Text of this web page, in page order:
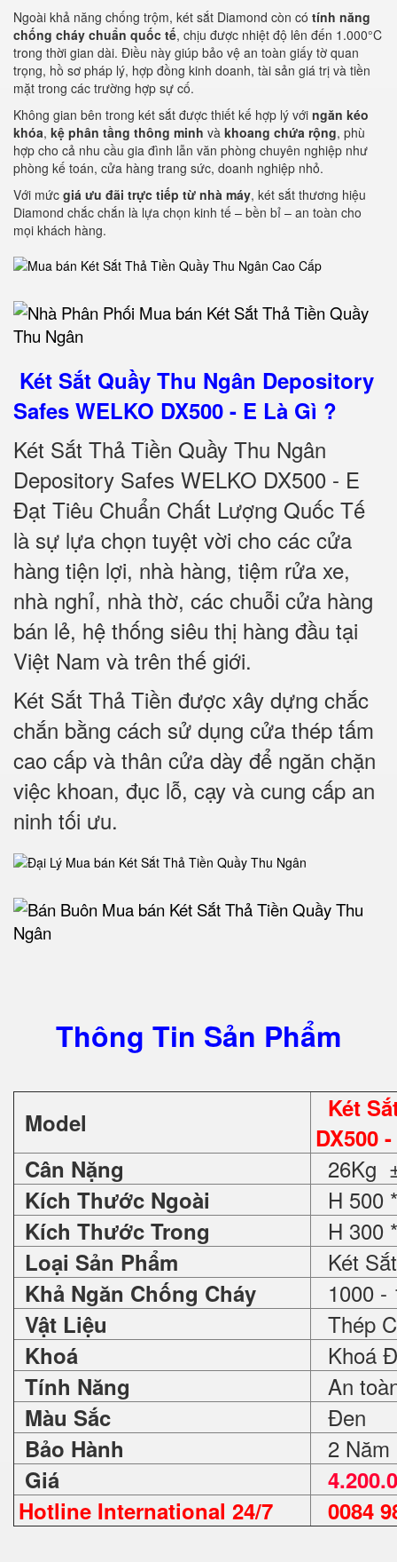
Ngoài khả năng chống trộm, két sắt Diamond còn có tính năng
chống cháy chuẩn quốc tế, chịu được nhiệt độ lên đến 1.000°C
trong thời gian dài. Điều này giúp bảo vệ an toàn giấy tờ quan
trọng, hồ sơ pháp lý, hợp đồng kinh doanh, tài sản giá trị và tiền
mặt trong các trường hợp sự cố.
Không gian bên trong két sắt được thiết kế hợp lý với ngăn kéo
khóa, kệ phân tầng thông minh và khoang chứa rộng, phù
hợp cho cả nhu cầu gia đình lẫn văn phòng chuyên nghiệp như
phòng kế toán, cửa hàng trang sức, doanh nghiệp nhỏ.
Với mức giá ưu đãi trực tiếp từ nhà máy, két sắt thương hiệu
Diamond chắc chắn là lựa chọn kinh tế – bền bỉ – an toàn cho
mọi khách hàng.
Két Sắt Quầy Thu Ngân Depository
Safes WELKO DX500 - E Là Gì ?
Két Sắt Thả Tiền Quầy Thu Ngân
Depository Safes WELKO DX500 - E
Đạt Tiêu Chuẩn Chất Lượng Quốc Tế
là sự lựa chọn tuyệt vời cho các cửa
hàng tiện lợi, nhà hàng, tiệm rửa xe,
nhà nghỉ, nhà thờ, các chuỗi cửa hàng
bán lẻ, hệ thống siêu thị hàng đầu tại
Việt Nam và trên thế giới.
Két Sắt Thả Tiền được xây dựng chắc
chắn bằng cách sử dụng cửa thép tấm
cao cấp và thân cửa dày để ngăn chặn
việc khoan, đục lỗ, cạy và cung cấp an
ninh tối ưu.
Thông Tin Sản Phẩm
Model
Két
DX500
Cân Nặng
26Kg
Kích Thước Ngoài H 500
Kích Thước Trong H 300
Loại Sản Phẩm Két
Khả Ngăn Chống Cháy 1000 -
Vật Liệu Thép
Khoá Khoá
Tính Năng An
Màu Sắc Đen
Bảo Hành 2 Năm
Giá
Hotline International 24/7
0084